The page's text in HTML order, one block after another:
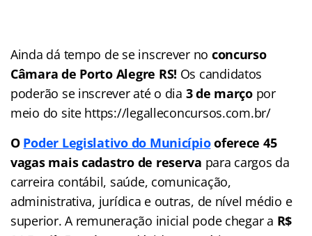
Ainda dá tempo de se inscrever no concurso
Câmara de Porto Alegre RS! Os candidatos
poderão se inscrever até o dia 3 de março por
meio do site https://legalleconcursos.com.br/
O Poder Legislativo do Municípiooferece 45
vagas mais cadastro de reserva para cargos da
carreira contábil, saúde, comunicação,
administrativa, jurídica e outras, de nível médio e
superior. A remuneração inicial pode chegar a R$